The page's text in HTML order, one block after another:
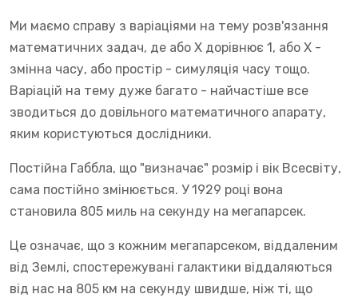
Ми маємо справу з варіаціями на тему розв'язання
математичних задач, де або Х дорівнює 1, або Х -
змінна часу, або простір - симуляція часу тощо.
Варіацій на тему дуже багато - найчастіше все
зводиться до довільного математичного апарату,
яким користуються дослідники.
Постійна Габбла, що "визначає" розмір і вік Всесвіту,
сама постійно змінюється. У 1929 році вона
становила 805 миль на секунду на мегапарсек.
Це означає, що з кожним мегапарсеком, віддаленим
від Землі, спостережувані галактики віддаляються
від нас на 805 км на секунду швидше, ніж ті, що